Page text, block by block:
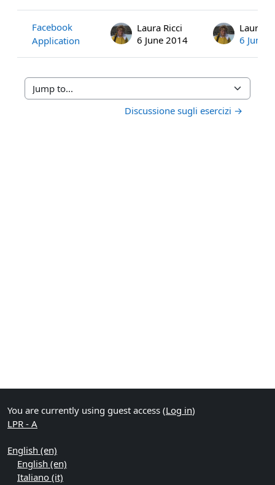
Facebook
Application
Laura Ricci
6 June 2014
Laura
6 June
Jump to...
Discussione sugli esercizi →
You are currently using guest access (Log in)
LPR - A
English ‎(en)‎
English ‎(en)‎
Italiano ‎(it)‎